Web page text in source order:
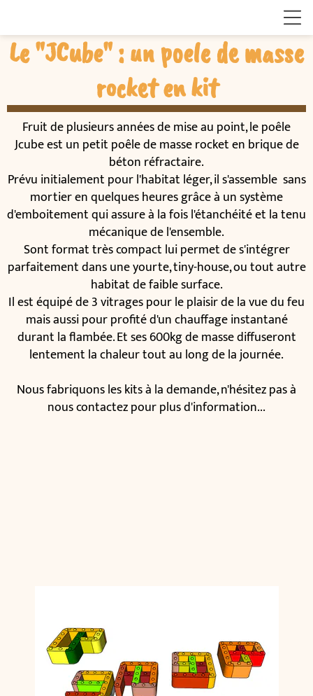
Le "JCube" : un poele de masse
rocket en kit
Fruit de plusieurs années de mise au point, le poêle
Jcube est un petit poêle de masse rocket en brique de
béton réfractaire.
Prévu initialement pour l'habitat léger, il s'assemble sans
mortier en quelques heures grâce à un système
d'emboitement qui assure à la fois l'étanchéité et la tenu
mécanique de l'ensemble.
Sont format très compact lui permet de s'intégrer
parfaitement dans une yourte, tiny-house, ou tout autre
habitat de faible surface.
Il est équipé de 3 vitrages pour le plaisir de la vue du feu
mais aussi pour profité d'un chauffage instantané
durant la flambée. Et ses 600kg de masse diffuseront
lentement la chaleur tout au long de la journée.
Nous fabriquons les kits à la demande, n'hésitez pas à
nous contactez pour plus d'information...